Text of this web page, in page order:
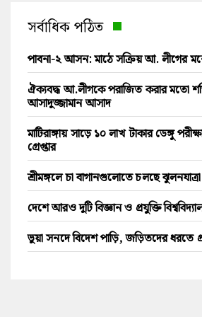
সর্বাধিক পঠিত
পাবনা-২ আসন: মাঠে সক্রিয় আ. লীগের
ঐক্যবদ্ধ আ.লীগকে পরাজিত করার মতো
আসাদুজ্জামান আসাদ
মাটিরাঙ্গায় সাড়ে ১০ লাখ টাকার ডেঙ্গু
গ্রেপ্তার
শ্রীমঙ্গলে চা বাগানগুলোতে চলছে
দেশে আরও দুটি বিজ্ঞান ও প্রযুক্তি
ভুয়া সনদে বিদেশ পাড়ি, জড়িতদের ধরতে